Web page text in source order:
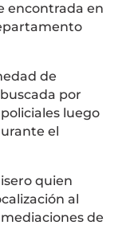
encontrada en
de
por
luego
el
quien
al
de